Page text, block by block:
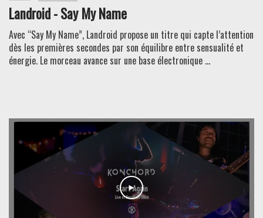
Landroid - Say My Name
Avec “Say My Name”, Landroid propose un titre qui capte l’attention
dès les premières secondes par son équilibre entre sensualité et
énergie. Le morceau avance sur une base électronique ...